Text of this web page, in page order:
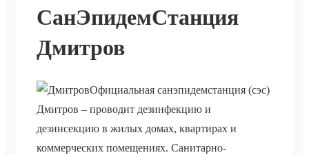
СанЭпидемСтанция
Дмитров
Официальная санэпидемстанция (сэс)
Дмитров – проводит дезинфекцию и
дезинсекцию в жилых домах, квартирах и
коммерческих помещениях. Санитарно-